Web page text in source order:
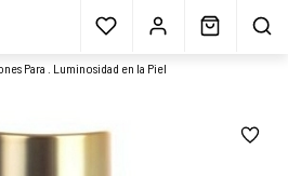
Muestras gratis Blog
Para Luminosidad en la Piel